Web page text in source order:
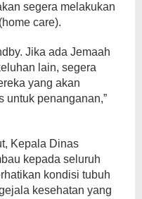
segera melakukan
care).
Jika ada Jemaah
lain, segera
yang akan
untuk penanganan,”
Kepala Dinas
kepada seluruh
kondisi tubuh
kesehatan yang